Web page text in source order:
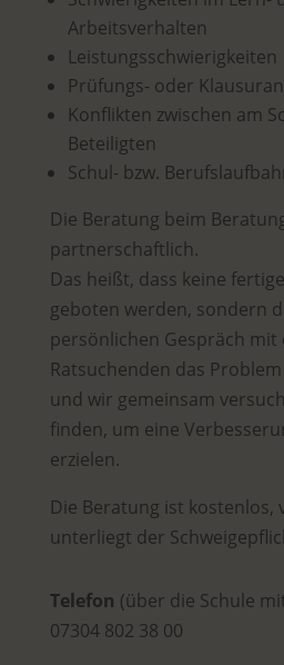
Arbeitsverhalten
Leistungsschwierigkeiten
Prüfungs- oder
Konflikten zwischen am
Beteiligten
Schul- bzw.
Die Beratung beim
partnerschaftlich.
Das heißt, dass keine
geboten werden, sondern
persönlichen Gespräch mit
Ratsuchenden das
und wir gemeinsam
finden, um eine
erzielen.
Die Beratung ist kostenlos,
unterliegt der
Telefon (über die Schule
07304 802 38 00